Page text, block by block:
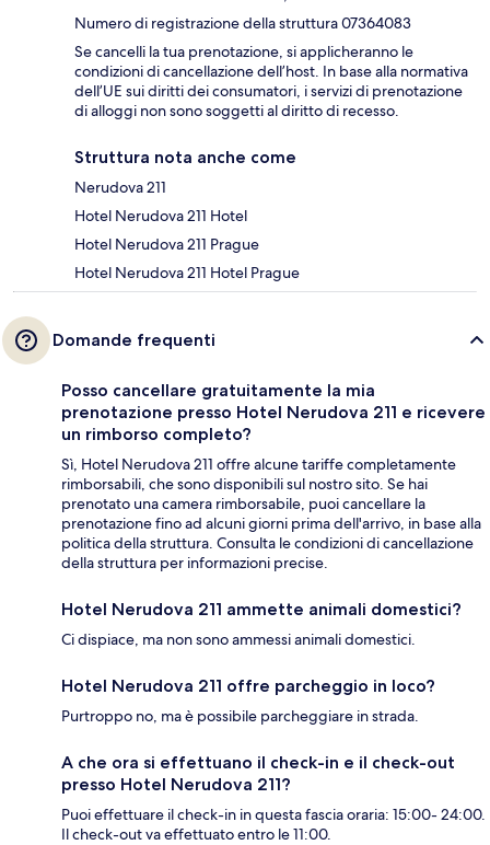
Numero di registrazione della struttura 07364083
Se cancelli la tua prenotazione, si applicheranno le
condizioni di cancellazione dell’host. In base alla normativa
dell’UE sui diritti dei consumatori, i servizi di prenotazione
di alloggi non sono soggetti al diritto di recesso.
Struttura nota anche come
Nerudova 211
Hotel Nerudova 211 Hotel
Hotel Nerudova 211 Prague
Hotel Nerudova 211 Hotel Prague
Domande frequenti
Posso cancellare gratuitamente la mia
prenotazione presso Hotel Nerudova 211 e ricevere
un rimborso completo?
Sì, Hotel Nerudova 211 offre alcune tariffe completamente
rimborsabili, che sono disponibili sul nostro sito. Se hai
prenotato una camera rimborsabile, puoi cancellare la
prenotazione fino ad alcuni giorni prima dell'arrivo, in base alla
politica della struttura. Consulta le condizioni di cancellazione
della struttura per informazioni precise.
Hotel Nerudova 211 ammette animali domestici?
Ci dispiace, ma non sono ammessi animali domestici.
Hotel Nerudova 211 offre parcheggio in loco?
Purtroppo no, ma è possibile parcheggiare in strada.
A che ora si effettuano il check-in e il check-out
presso Hotel Nerudova 211?
Puoi effettuare il check-in in questa fascia oraria: 15:00- 24:00.
Il check-out va effettuato entro le 11:00.